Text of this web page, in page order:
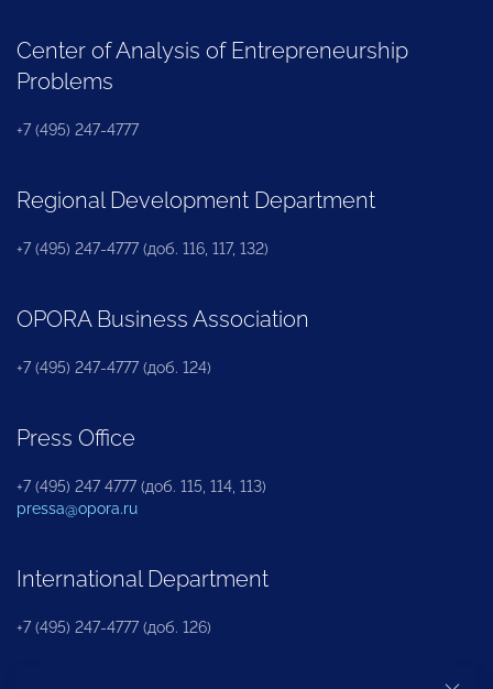
Center of Analysis of Entrepreneurship
Problems
+7 (495) 247-4777
Regional Development Department
+7 (495) 247-4777 (доб. 116, 117, 132)
OPORA Business Association
+7 (495) 247-4777 (доб. 124)
Press Office
+7 (495) 247 4777 (доб. 115, 114, 113)
pressa@opora.ru
International Department
+7 (495) 247-4777 (доб. 126)